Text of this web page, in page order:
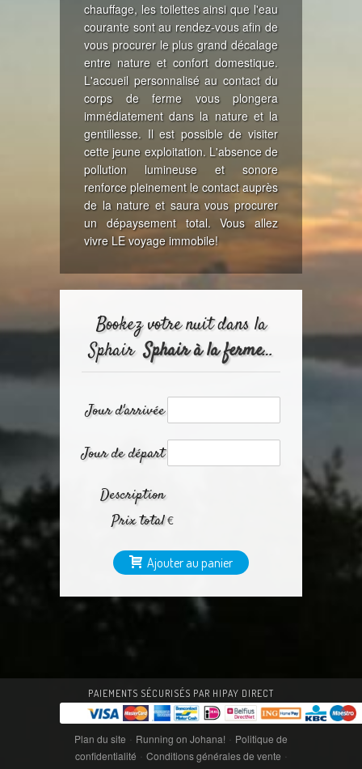
chauffage, les toilettes ainsi que l'eau
courante sont au rendez-vous afin de
vous procurer le plus grand décalage
entre nature et confort domestique.
L'accueil personnalisé au contact du
corps de ferme vous plongera
immédiatement dans la nature et la
gentillesse. Il est possible de visiter
cette jeune exploitation. L'absence de
pollution lumineuse et sonore
renforce pleinement le contact auprès
de la nature et saura vous procurer
un dépaysement total. Vous allez
vivre LE voyage immobile!
Bookez votre nuit dans la
SphairSphair à la ferme…
Jour d'arrivée
Jour de départ
Description
Prix total€
Ajouter au panier
PAIEMENTS SÉCURISÉS PAR HIPAY DIRECT
Plan du site · Running on Johana! · Politique de
confidentialité · Conditions générales de vente ·